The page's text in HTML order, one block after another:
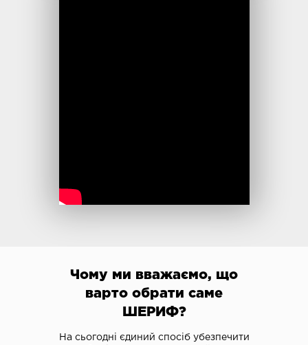
Чому ми вважаємо, що
варто обрати саме
ШЕРИФ?
На сьогодні єдиний спосіб убезпечити